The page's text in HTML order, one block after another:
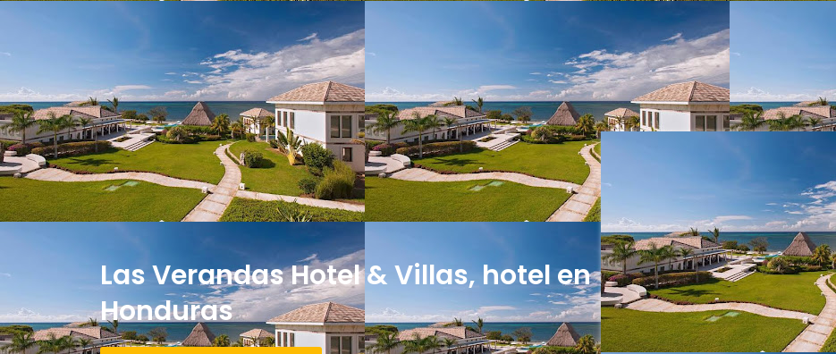
Las Verandas Hotel & Villas, hotel en
Honduras